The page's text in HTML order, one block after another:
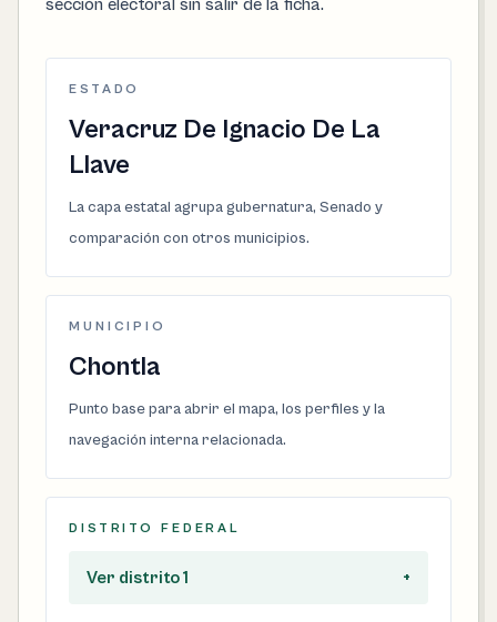
sección electoral sin salir de la ficha.
ESTADO
Veracruz De Ignacio De La
Llave
La capa estatal agrupa gubernatura, Senado y
comparación con otros municipios.
MUNICIPIO
Chontla
Punto base para abrir el mapa, los perfiles y la
navegación interna relacionada.
DISTRITO FEDERAL
Ver distrito 1 +